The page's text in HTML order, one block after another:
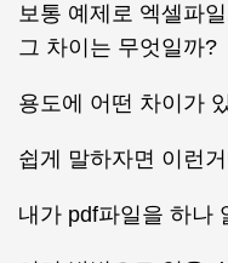
보통 예제로 엑셀파
그 차이는 무엇일까?
용도에 어떤 차이가
쉽게 말하자면 이런
내가 pdf파일을 하나